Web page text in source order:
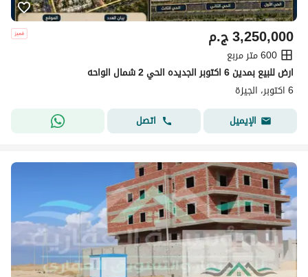
ج.م3,250,000
600 متر مربع
ارض للبيع بمدين 6 اكتوبر الجديده الحي 2 شمال الواحه
6 اكتوبر، الجيزة
الإيميل
اتصل